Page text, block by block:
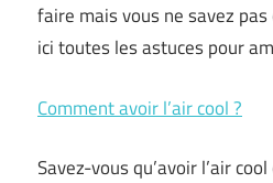
faire mais vous ne savez
ici toutes les astuces pour
Comment avoir l’air cool ?
Savez-vous qu’avoir l’air